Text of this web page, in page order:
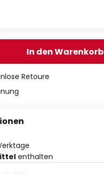
In den Warenkorb
Retoure
enthalten